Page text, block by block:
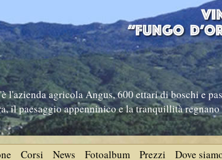
l'azienda agricola Angus, 600 ettari di boschi e
il paesaggio appenninico e la tranquillità regnano
Corsi News Fotoalbum Prezzi Dove